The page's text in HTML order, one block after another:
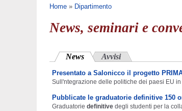
Tu sei qui
Home » Dipartimento
News, seminari e
News (scheda attiva)
Avvisi
Presentato a Salonicco il progetto
Sull'ntegrazione delle politiche dei paesi EU
Pubblicate le graduatorie definitive 150
Graduatorie definitive degli studenti per la